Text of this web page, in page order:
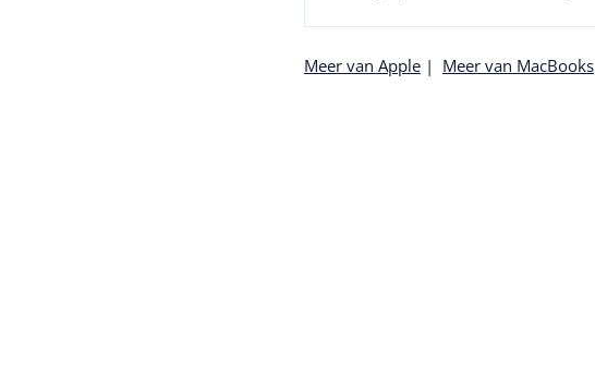
Meer van Apple| Meer van MacBooks